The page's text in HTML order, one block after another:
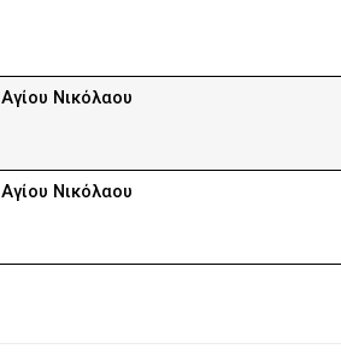
Αγίου Νικόλαου
Αγίου Νικόλαου